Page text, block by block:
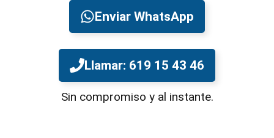
Enviar WhatsApp
Llamar: 619 15 43 46
Sin compromiso y al instante.